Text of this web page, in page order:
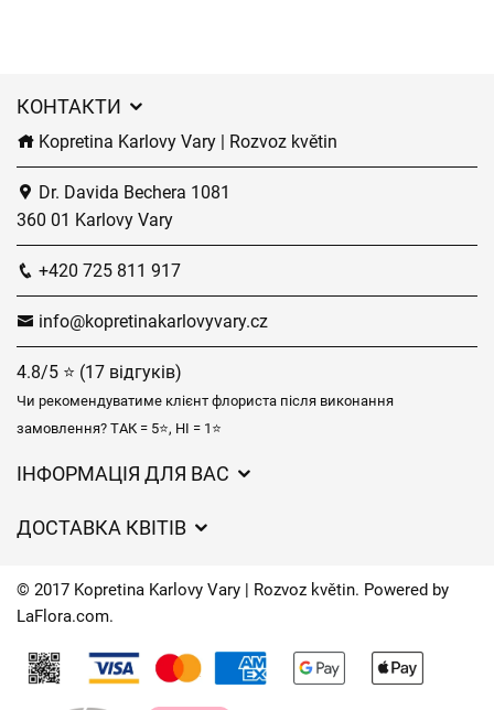
КОНТАКТИ
Kopretina Karlovy Vary | Rozvoz květin
Dr. Davida Bechera 1081
360 01 Karlovy Vary
+420 725 811 917
info@kopretinakarlovyvary.cz
4.8/5 ⭐ (17 відгуків)
Чи рекомендуватиме клієнт флориста після виконання
замовлення? ТАК = 5⭐, НІ = 1⭐
ІНФОРМАЦІЯ ДЛЯ ВАС
Захист персональних даних
Час доставки квітів – огляд можливостей
ДОСТАВКА КВІТІВ
Куди ми доставляємо квіти
Контакти
© 2017 Kopretina Karlovy Vary | Rozvoz květin. Powered by
LaFlora.com.